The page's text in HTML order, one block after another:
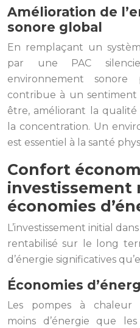
Amélioration de
sonore global
En remplaçant un
par une PAC
environnement
contribue à un
être, améliorant la
la concentration. Un
est essentiel à la santé
Confort
investissement
économies
L’investissement initial
rentabilisé sur le long
d’énergie significatives
Économies
Les pompes à chaleur
moins d’énergie que